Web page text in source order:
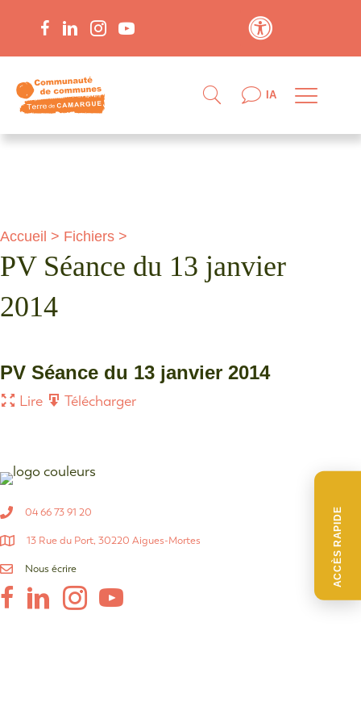
ACCÈS RAPIDE
IA
Accueil > Fichiers >
PV Séance du 13 janvier
2014
PV Séance du 13 janvier 2014
Lire Télécharger
04 66 73 91 20
13 Rue du Port, 30220 Aigues-Mortes
Nous écrire